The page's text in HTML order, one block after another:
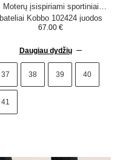
Moterų įsispiriami sportiniai
bateliai Kobbo 102424 juodos
spalvos
67.00 €
Daugiau dydžių
37 38 39 40
41